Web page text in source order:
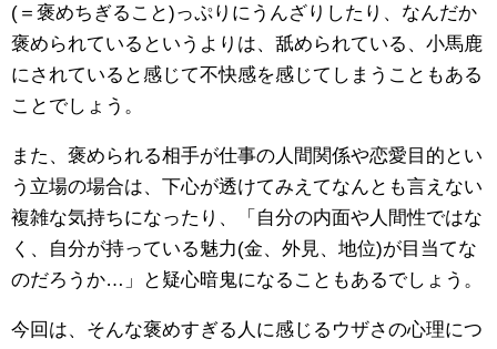
(＝褒めちぎること)っぷりにうんざりしたり、なんだか
褒められているというよりは、舐められている、小馬鹿
にされていると感じて不快感を感じてしまうこともある
ことでしょう。
また、褒められる相手が仕事の人間関係や恋愛目的とい
う立場の場合は、下心が透けてみえてなんとも言えない
複雑な気持ちになったり、「自分の内面や人間性ではな
く、自分が持っている魅力(金、外見、地位)が目当てな
のだろうか…」と疑心暗鬼になることもあるでしょう。
今回は、そんな褒めすぎる人に感じるウザさの心理につ